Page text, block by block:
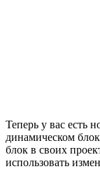
Теперь у вас есть
динамическом
блок в своих
использовать